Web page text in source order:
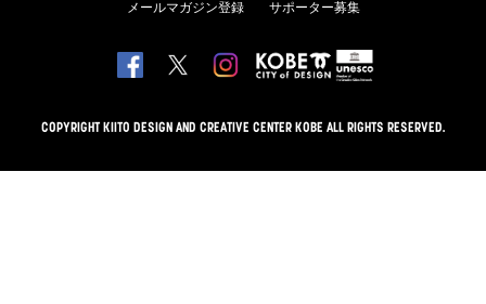
メールマガジン登録 サポーター募集
COPYRIGHT KIITO DESIGN AND CREATIVE CENTER KOBE ALL RIGHTS RESERVED.